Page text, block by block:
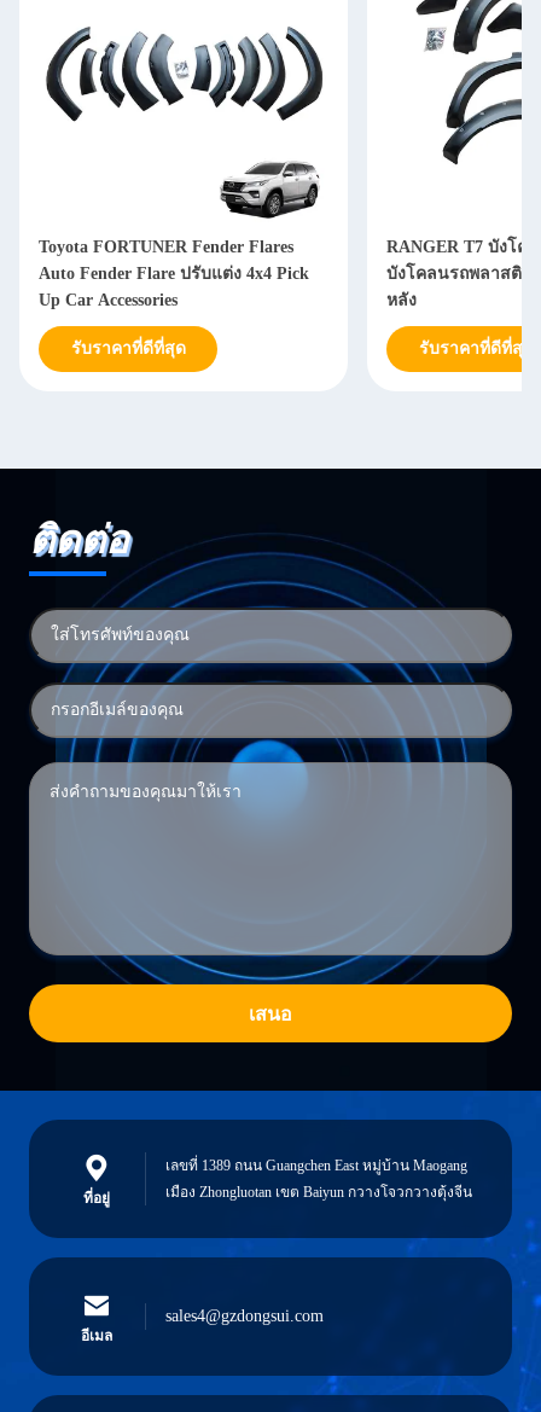
Toyota FORTUNER Fender Flares
Auto Fender Flare ปรับแต่ง 4x4 Pick
Up Car Accessories
รับราคาที่ดีที่สุด
RANGER T7 บังโค
บังโคลนรถพลาสติก
หลัง
รับราคาที่ดีที่สุด
ติดต่อ
เสนอ
ที่อยู่
เลขที่ 1389 ถนน Guangchen East หมู่บ้าน Maogang
เมือง Zhongluotan เขต Baiyun กวางโจวกวางตุ้งจีน
อีเมล
sales4@gzdongsui.com